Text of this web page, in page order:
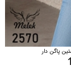
پاگن دار